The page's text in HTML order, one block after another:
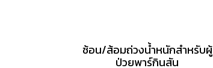
ช้อน/ส้อมถ่วงน้ำหนักสำหรับผู้
ป่วยพาร์กินสัน